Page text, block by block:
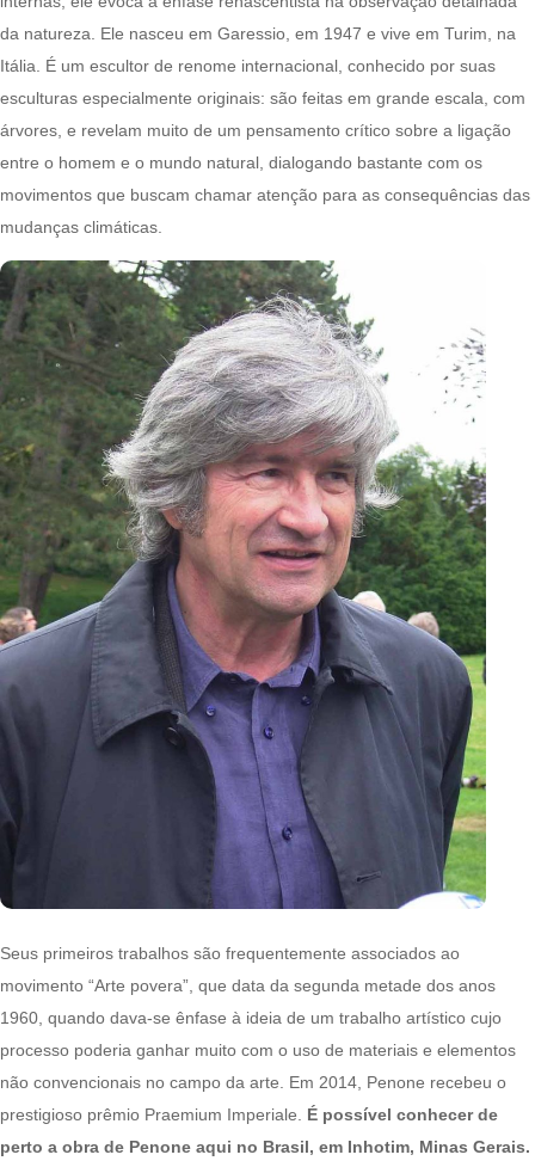
da natureza. Ele nasceu em Garessio, em 1947 e vive em Turim, na
Itália. É um escultor de renome internacional, conhecido por suas
esculturas especialmente originais: são feitas em grande escala, com
árvores, e revelam muito de um pensamento crítico sobre a ligação
entre o homem e o mundo natural, dialogando bastante com os
movimentos que buscam chamar atenção para as consequências das
mudanças climáticas.
Seus primeiros trabalhos são frequentemente associados ao
movimento “Arte povera”, que data da segunda metade dos anos
1960, quando dava-se ênfase à ideia de um trabalho artístico cujo
processo poderia ganhar muito com o uso de materiais e elementos
não convencionais no campo da arte. Em 2014, Penone recebeu o
prestigioso prêmio Praemium Imperiale.
É possível conhecer de
perto a obra de Penone aqui no Brasil, em Inhotim, Minas Gerais.